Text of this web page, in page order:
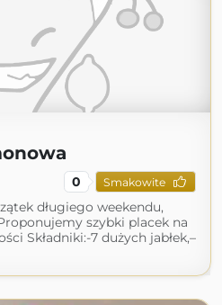
0 Smakowite
długiego weekendu,
szybki placek na
Składniki:-7 dużych jabłek,–